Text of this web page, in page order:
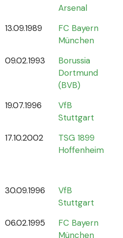
Arsenal
13.09.1989
FC Bayern
München
09.02.1993
Borussia
Dortmund
(BVB)
19.07.1996
VfB
Stuttgart
17.10.2002
TSG 1899
Hoffenheim
30.09.1996
VfB
Stuttgart
06.02.1995
FC Bayern
München